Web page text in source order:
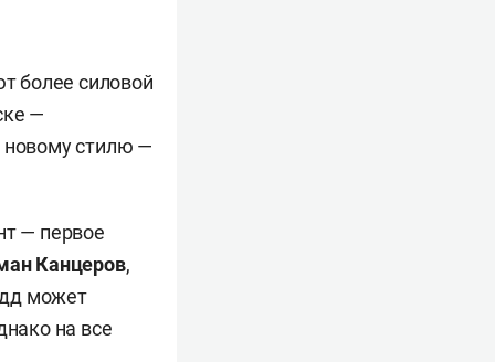
более силовой
—
новому стилю —
— первое
Канцеров,
может
на все